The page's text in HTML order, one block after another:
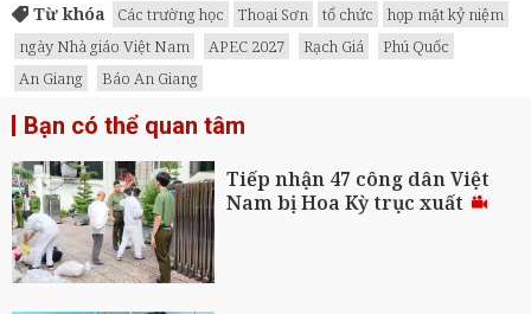
Từ khóa Các trường học Thoại Sơn tổ chức
họp mặt kỷ niệm
ngày Nhà giáo Việt Nam
APEC 2027 Rạch Giá
Phú Quốc
An Giang
Báo An Giang
Bạn có thể quan tâm
Tiếp nhận 47 công dân Việt
Nam bị Hoa Kỳ trục xuất